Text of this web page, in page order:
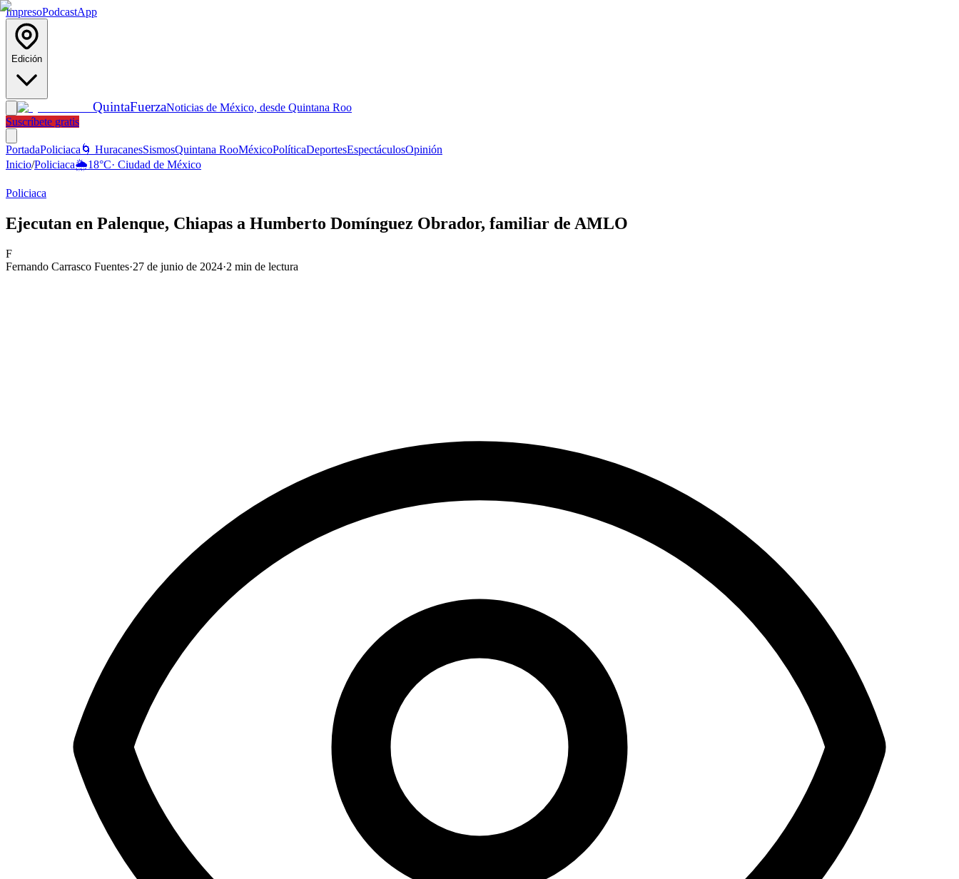
ImpresoPodcastApp
Edición
QuintaFuerzaNoticias de México, desde Quintana Roo
Suscríbete gratis
PortadaPoliciaca 🌀 HuracanesSismosQuintana RooMéxicoPolíticaDeportesEspectáculosOpinión
Inicio/Policiaca🌦️18°C· Ciudad de México
Policiaca
Ejecutan en Palenque, Chiapas a Humberto Domínguez Obrador, familiar de AMLO
F
Fernando Carrasco Fuentes·27 de junio de 2024·2 min de lectura